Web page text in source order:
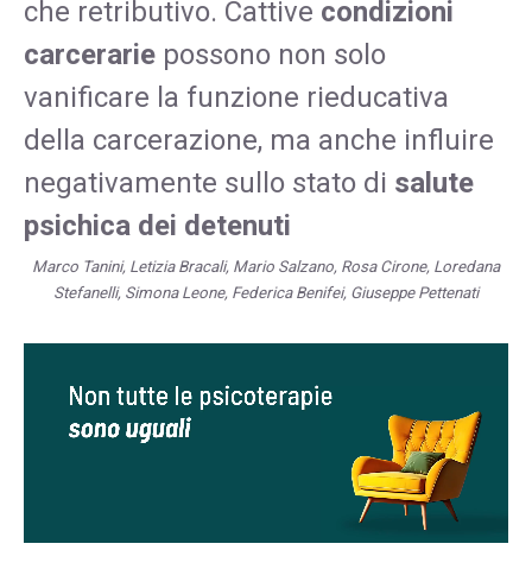
che retributivo. Cattive condizioni
carcerarie possono non solo
vanificare la funzione rieducativa
della carcerazione, ma anche influire
negativamente sullo stato di salute
psichica dei detenuti
Marco Tanini, Letizia Bracali, Mario Salzano, Rosa Cirone, Loredana
Stefanelli, Simona Leone, Federica Benifei, Giuseppe Pettenati